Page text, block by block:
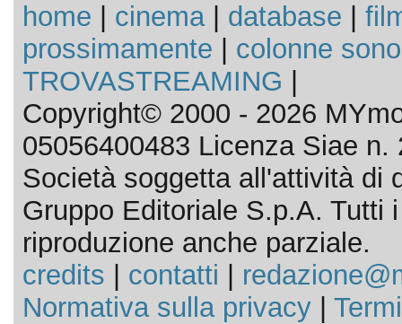
home cinema| database
prossimamente
colonne
TROVASTREAMING
Copyright© 2000 - 2026
05056400483 Licenza Siae n.
Società soggetta all'attività di
Gruppo Editoriale S.p.A. Tutti
riproduzione anche parziale.
credits
contatti
Normativa sulla privacy|